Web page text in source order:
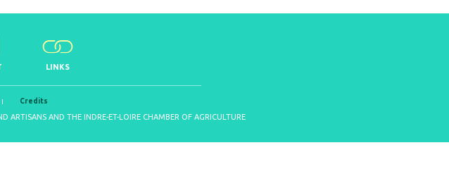
LINKS
Credits
ARTISANS AND THE INDRE-ET-LOIRE CHAMBER OF AGRICULTURE